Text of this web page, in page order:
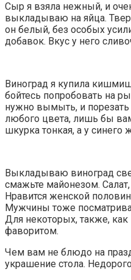
Сыр я взяла нежный, и
выкладываю на яйца.
он белый, без особых
добавок. Вкус у него
Виноград я купила
бойтесь попробовать на
нужно вымыть, и
любого цвета, лишь бы
шкурка тонкая, а у синего
Выкладываю виноград
смажьте майонезом.
Нравится женской
Мужчины тоже
Для некоторых, также, как
фаворитом.
Чем вам не блюдо на
украшение стола.